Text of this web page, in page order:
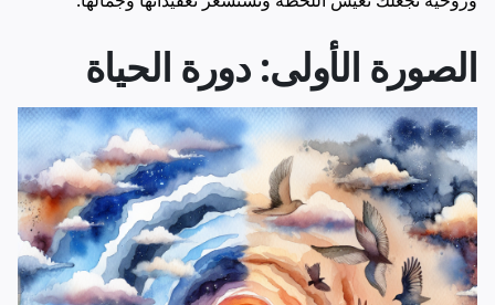
الصورة الأولى: دورة الحياة